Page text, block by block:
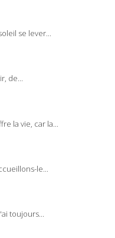
se lever...
de...
la vie, car la...
le...
toujours...